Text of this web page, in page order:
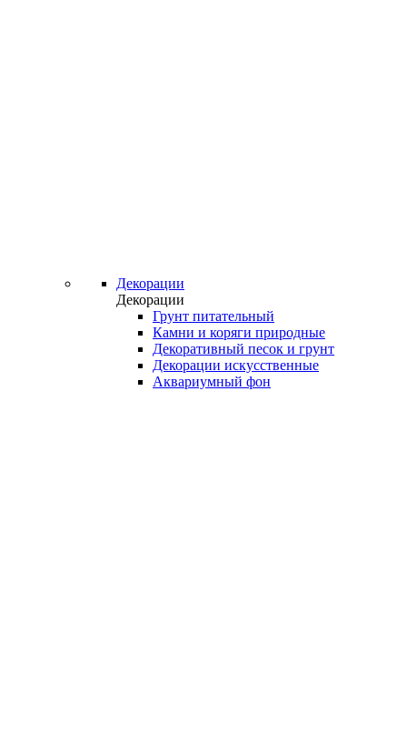
Декорации
Декорации
Грунт питательный
Камни и коряги природные
Декоративный песок и грунт
Декорации искусственные
Аквариумный фон